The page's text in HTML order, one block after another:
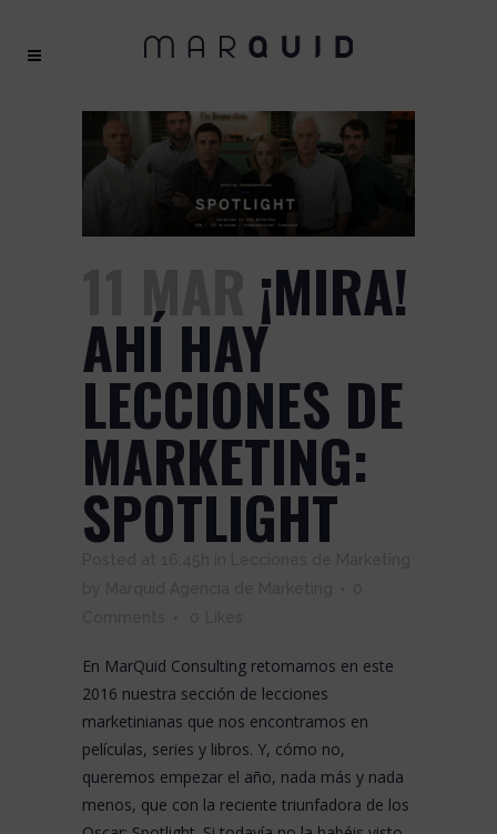
11 MAR ¡MIRA!
AHÍ HAY
LECCIONES DE
MARKETING:
SPOTLIGHT
En MarQuid Consulting retomamos en este
2016 nuestra sección de lecciones
marketinianas que nos encontramos en
películas, series y libros. Y, cómo no,
queremos empezar el año, nada más y nada
menos, que con la reciente triunfadora de los